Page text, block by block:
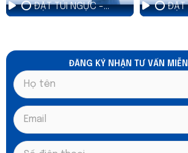
⭕ ĐẶT TÚI NGỰC -
⭕ ĐẶT
ĐĂNG KÝ NHẬN TƯ VẤN MIỄN